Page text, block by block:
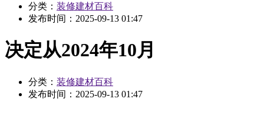
分类： 装修建材百科
发布时间： 2025-09-13 01:47
决定从2024年10月
分类： 装修建材百科
发布时间： 2025-09-13 01:47